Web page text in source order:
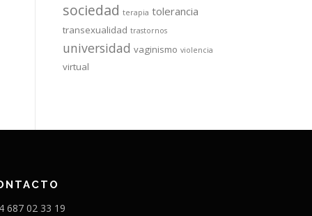
sociedad terapia tolerancia
transexualidad trastornos
universidad vaginismo violencia
virtual
687 02 33 19